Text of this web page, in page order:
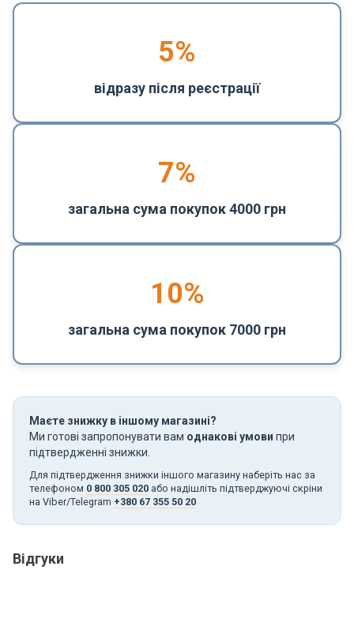
5%
відразу після реєстрації
7%
загальна сума покупок 4000 грн
10%
загальна сума покупок 7000 грн
Маєте знижку в іншому магазині?
Ми готові запропонувати вам однакові умови при
підтвердженні знижки.
Для підтвердження знижки іншого магазину наберіть нас за
телефоном 0 800 305 020 або надішліть підтверджуючі скріни
на Viber/Telegram +380 67 355 50 20
Відгуки